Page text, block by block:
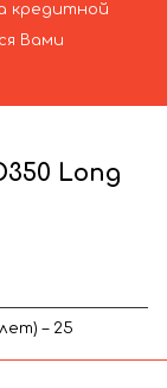
кредитной
Вами
Long
– 25